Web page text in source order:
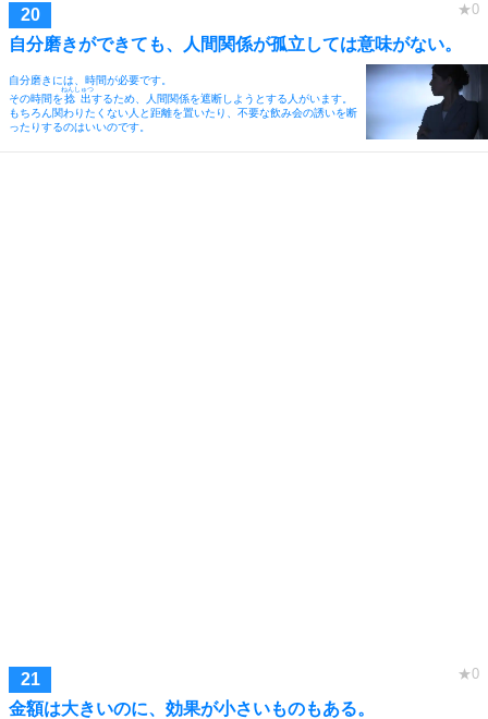
自分磨きができても、人間関係が孤立しては意味がない。
自分磨きには、時間が必要です。
その時間を捻出
ねんしゅつ
するため、人間関係を遮断しようとする人がいます。
もちろん関わりたくない人と距離を置いたり、不要な飲み会の誘いを断
ったりするのはいいのです。
金額は大きいのに、効果が小さいものもある。